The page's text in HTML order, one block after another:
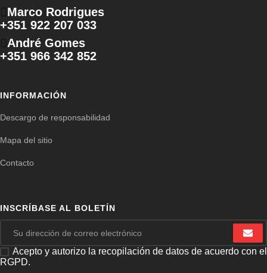
Marco Rodrigues
+351 922 207 033
André Gomes
+351 966 342 852
INFORMACIÓN
Descargo de responsabilidad
Mapa del sitio
Contacto
INSCRÍBASE AL BOLETÍN
Acepto y autorizo ​​la recopilación de datos de acuerdo con el
RGPD.